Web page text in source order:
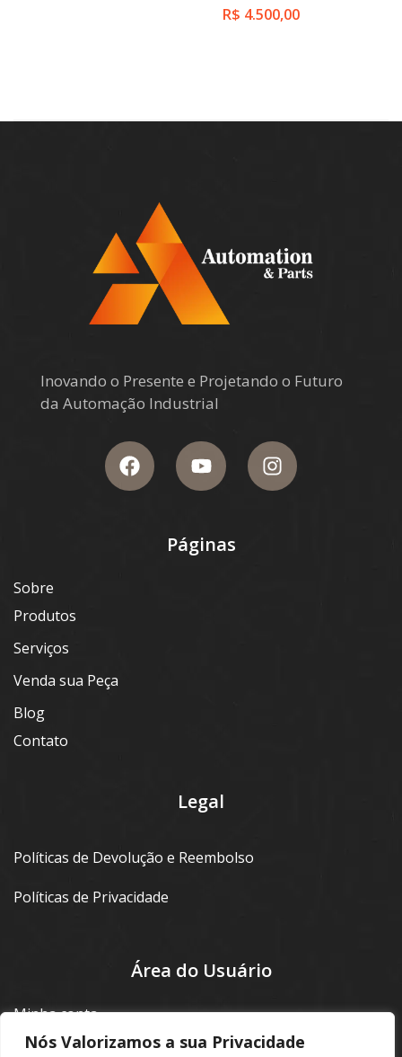
Nós Valorizamos a sua Privacidade
R$ 4.500,00
Inovando o Presente e Projetando o Futuro
da Automação Industrial
Páginas
Sobre
Produtos
Serviços
Venda sua Peça
Blog
Contato
Legal
Políticas de Devolução e Reembolso
Políticas de Privacidade
Área do Usuário
Minha conta
Login